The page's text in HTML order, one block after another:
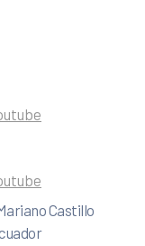
Castillo